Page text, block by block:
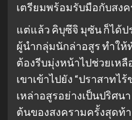
เตรียมพร้อมรับมือกับสง
แต่แล้ว คิบุซึจิ มุซัน ก็ได้
ผู้นำกลุ่มนักล่าอสูร ทำให้
ต้องรีบมุ่งหน้าไปช่วยเห
เขาเข้าไปยัง “ปราสาทไ
เหล่าอสูรอย่างเป็นปริศน
ต้นของสงครามครั้งสุดท้